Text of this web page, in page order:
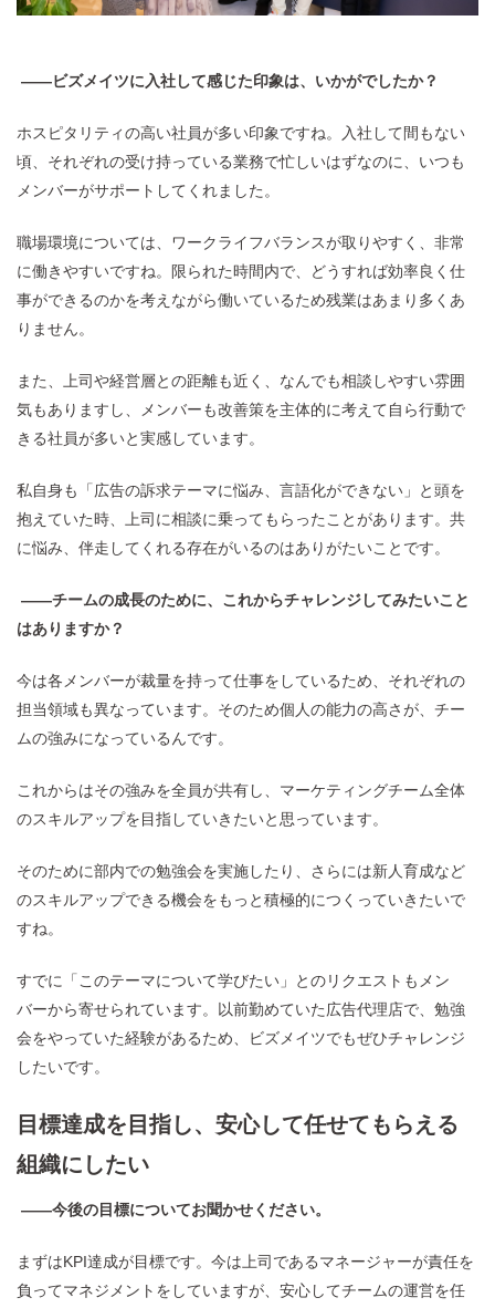
——ビズメイツに入社して感じた印象は、いかがでしたか？
ホスピタリティの高い社員が多い印象ですね。入社して間もない
頃、それぞれの受け持っている業務で忙しいはずなのに、いつも
メンバーがサポートしてくれました。
職場環境については、ワークライフバランスが取りやすく、非常
に働きやすいですね。限られた時間内で、どうすれば効率良く仕
事ができるのかを考えながら働いているため残業はあまり多くあ
りません。
また、上司や経営層との距離も近く、なんでも相談しやすい雰囲
気もありますし、メンバーも改善策を主体的に考えて自ら行動で
きる社員が多いと実感しています。
私自身も「広告の訴求テーマに悩み、言語化ができない」と頭を
抱えていた時、上司に相談に乗ってもらったことがあります。共
に悩み、伴走してくれる存在がいるのはありがたいことです。
——チームの成長のために、これからチャレンジしてみたいこと
はありますか？
今は各メンバーが裁量を持って仕事をしているため、それぞれの
担当領域も異なっています。そのため個人の能力の高さが、チー
ムの強みになっているんです。
これからはその強みを全員が共有し、マーケティングチーム全体
のスキルアップを目指していきたいと思っています。
そのために部内での勉強会を実施したり、さらには新人育成など
のスキルアップできる機会をもっと積極的につくっていきたいで
すね。
すでに「このテーマについて学びたい」とのリクエストもメン
バーから寄せられています。以前勤めていた広告代理店で、勉強
会をやっていた経験があるため、ビズメイツでもぜひチャレンジ
したいです。
目標達成を目指し、安心して任せてもらえる
組織にしたい
——今後の目標についてお聞かせください。
まずはKPI達成が目標です。今は上司であるマネージャーが責任を
負ってマネジメントをしていますが、安心してチームの運営を任